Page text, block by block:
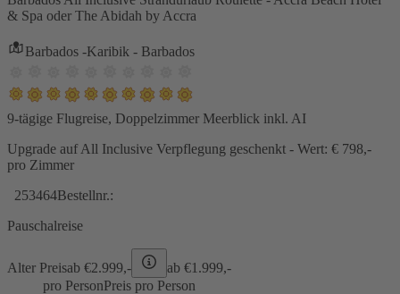
& Spa oder The Abidah by Accra
Barbados -Karibik - Barbados
9-tägige Flugreise, Doppelzimmer Meerblick inkl. AI
Upgrade auf All Inclusive Verpflegung geschenkt - Wert: € 798,-
pro Zimmer
253464Bestellnr.:
Pauschalreise
Alter Preisab €2.999,- ab €1.999,-
pro PersonPreis pro Person